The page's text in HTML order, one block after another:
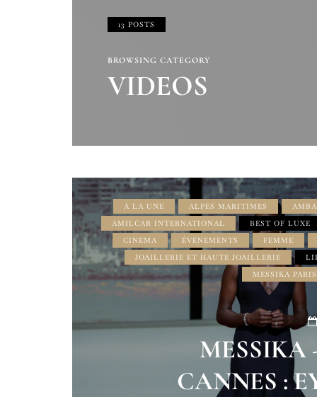
13 POSTS
BROWSING CATEGORY
VIDEOS
À LA UNE ALPES MARITIMES
AMILCAR INTERNATIONAL
BEST OF LUXE
CINEMA
ÉVÉNEMENTS FEMME
JOAILLERIE ET HAUTE JOAILLERIE
MESSIKA PARIS
MESSIKA
CANNES :